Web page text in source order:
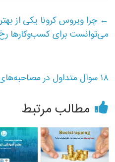
← چرا ویروس کرونا یکی از
می‌توانست برای کسب‌‎وکارها رخ دهد؟
۱۸ سوال متداول در مصاحبه‌های استخدامی(قسمت دوم)
مطالب مرتبط